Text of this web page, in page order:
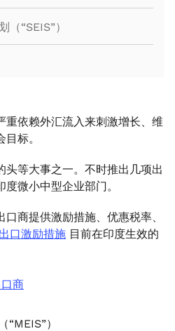
“SEIS”）
重依赖外汇流入来刺激增长、维
标。
头等大事之一。不时推出几项出
微小中型企业部门。
商提供激励措施、优惠税率、
出口激励措施 目前在印度生效的
商
）